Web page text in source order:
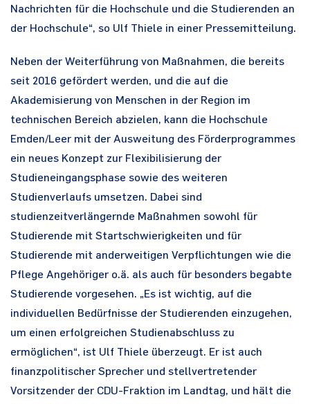
Nachrichten für die Hochschule und die Studierenden an
der Hochschule“, so Ulf Thiele in einer Pressemitteilung.
Neben der Weiterführung von Maßnahmen, die bereits
seit 2016 gefördert werden, und die auf die
Akademisierung von Menschen in der Region im
technischen Bereich abzielen, kann die Hochschule
Emden/Leer mit der Ausweitung des Förderprogrammes
ein neues Konzept zur Flexibilisierung der
Studieneingangsphase sowie des weiteren
Studienverlaufs umsetzen. Dabei sind
studienzeitverlängernde Maßnahmen sowohl für
Studierende mit Startschwierigkeiten und für
Studierende mit anderweitigen Verpflichtungen wie die
Pflege Angehöriger o.ä. als auch für besonders begabte
Studierende vorgesehen. „Es ist wichtig, auf die
individuellen Bedürfnisse der Studierenden einzugehen,
um einen erfolgreichen Studienabschluss zu
ermöglichen“, ist Ulf Thiele überzeugt. Er ist auch
finanzpolitischer Sprecher und stellvertretender
Vorsitzender der CDU-Fraktion im Landtag, und hält die